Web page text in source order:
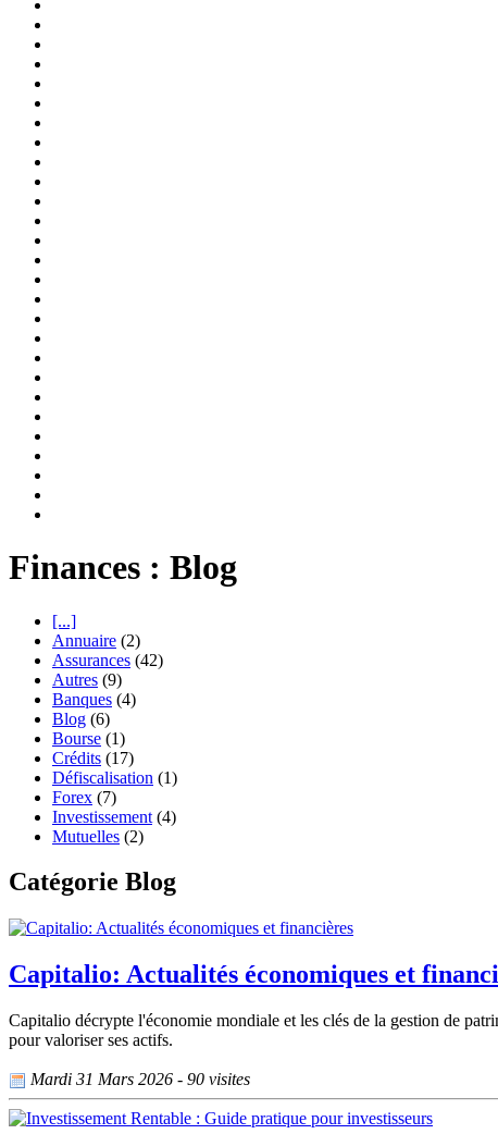
Finances : Blog
[...]
Annuaire (2)
Assurances (42)
Autres (9)
Banques (4)
Blog (6)
Bourse (1)
Crédits (17)
Défiscalisation (1)
Forex (7)
Investissement (4)
Mutuelles (2)
Catégorie Blog
Capitalio: Actualités économiques et
Capitalio décrypte l'économie mondiale et les clés de la gestion de
pour valoriser ses actifs.
Mardi 31 Mars 2026 - 90 visites